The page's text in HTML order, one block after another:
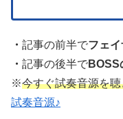
・ 記事の前半でフェ
・ 記事の後半で
※今すぐ試奏音源を
試奏音源♪